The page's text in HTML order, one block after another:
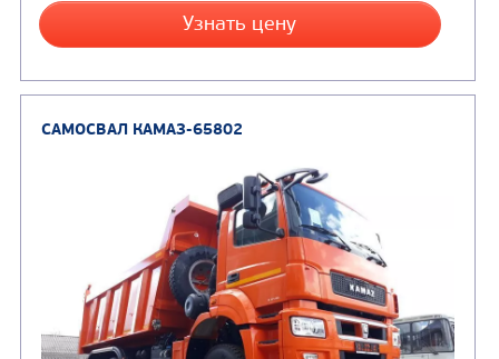
Производитель
Экологический класс
Грузоподъемность, кг
Вместимость кузова, м3
Направление разгрузки
Колесная формула
Узнать цену